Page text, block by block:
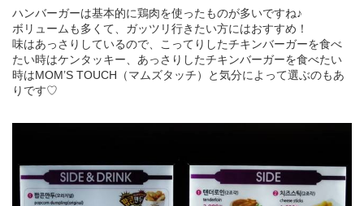
ハンバーガーは基本的に鶏肉を使ったものが多いですね♪
ボリュームも多くて、ガッツリ行きたい方にはおすすめ！
味はあっさりしているので、こってりしたチキンバーガーを食べ
たい時はケンタッキー、あっさりしたチキンバーガーを食べたい
時はMOM’S TOUCH（マムズタッチ）と気分によって選ぶのもあ
りです♡